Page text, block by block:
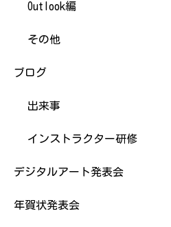
Outlook編
その他
ブログ
出来事
インストラクター研修
デジタルアート発表会
年賀状発表会